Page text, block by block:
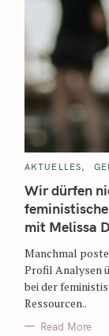
AKTUELLES
Wir dürfen
mit Melissa
Manchmal
Profil Analysen
bei der
Ressourcen..
Read More